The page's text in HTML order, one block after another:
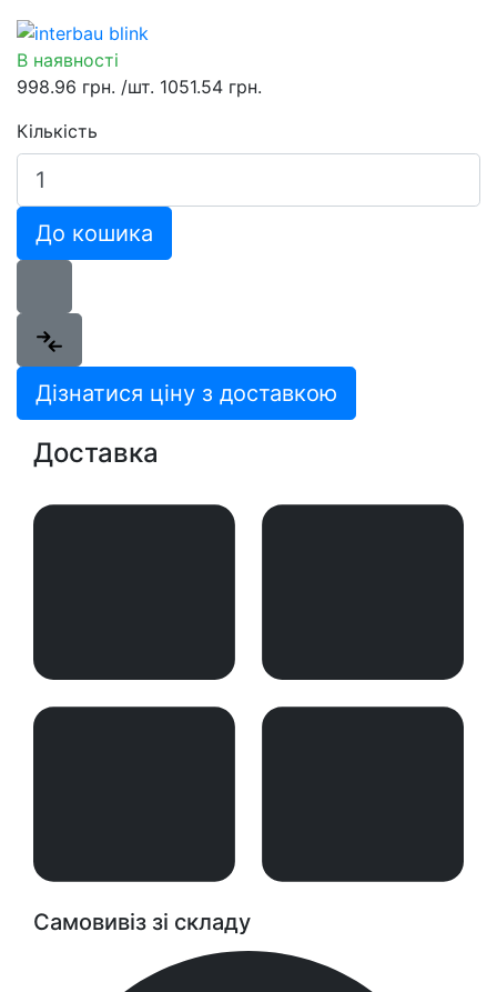
В наявності
998.96 грн. /шт. 1051.54 грн.
Кількість
До кошика
Дізнатися ціну з доставкою
Доставка
Самовивіз зі складу